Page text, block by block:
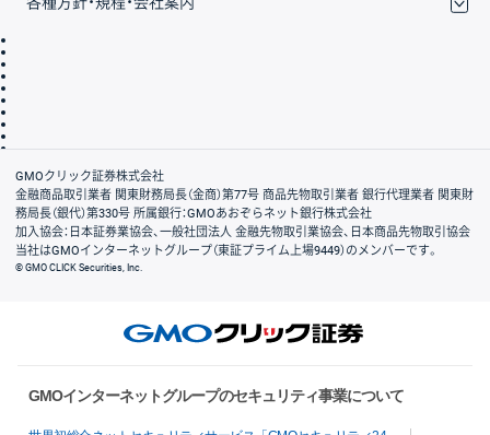
会社案内
GMOクリック証券株式会社
金融商品取引業者 関東財務局長（金商）第77号 商品先物取引業者 銀行代理業者 関東財
務局長（銀代）第330号 所属銀行：GMOあおぞらネット銀行株式会社
加入協会：日本証券業協会、一般社団法人 金融先物取引業協会、日本商品先物取引協会
当社はGMOインターネットグループ（東証プライム上場9449）のメンバーです。
© GMO CLICK Securities, Inc.
GMOインターネットグループのセキュリティ事業について